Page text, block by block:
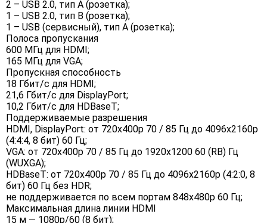
2 – USB 2.0, тип A (розетка);
1 – USB 2.0, тип B (розетка);
1 – USB (сервисный), тип А (розетка);
Полоса пропускания
600 МГц для HDMI;
165 МГц для VGA;
Пропускная способность
18 Гбит/с для HDMI;
21,6 Гбит/с для DisplayPort;
10,2 Гбит/с для HDBaseT;
Поддерживаемые разрешения
HDMI, DisplayPort: от 720x400p 70 / 85 Гц до 4096x2160p
(4:4:4, 8 бит) 60 Гц;
VGA: от 720x400p 70 / 85 Гц до 1920x1200 60 (RB) Гц
(WUXGA);
HDBaseT: от 720x400p 70 / 85 Гц до 4096x2160p (4:2:0, 8
бит) 60 Гц без HDR;
не поддерживается по всем портам 848x480p 60 Гц;
Максимальная длина линии HDMI
15 м — 1080p/60 (8 бит);